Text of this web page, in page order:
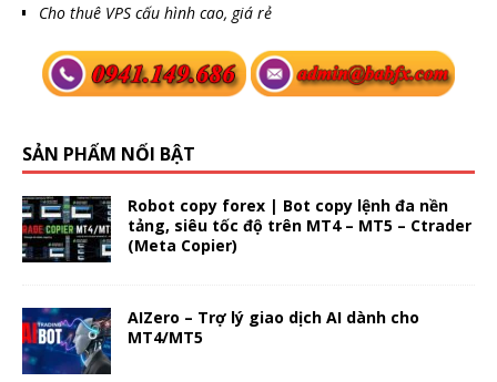
Cho thuê VPS cấu hình cao, giá rẻ
SẢN PHẨM NỔI BẬT
Robot copy forex | Bot copy lệnh đa nền
tảng, siêu tốc độ trên MT4 – MT5 – Ctrader
(Meta Copier)
AIZero – Trợ lý giao dịch AI dành cho
MT4/MT5